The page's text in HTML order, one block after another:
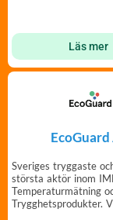
Läs mer
EcoGuard
Sveriges tryggaste
största aktör inom
Temperaturmätning
Trygghetsprodukter. Vi kan